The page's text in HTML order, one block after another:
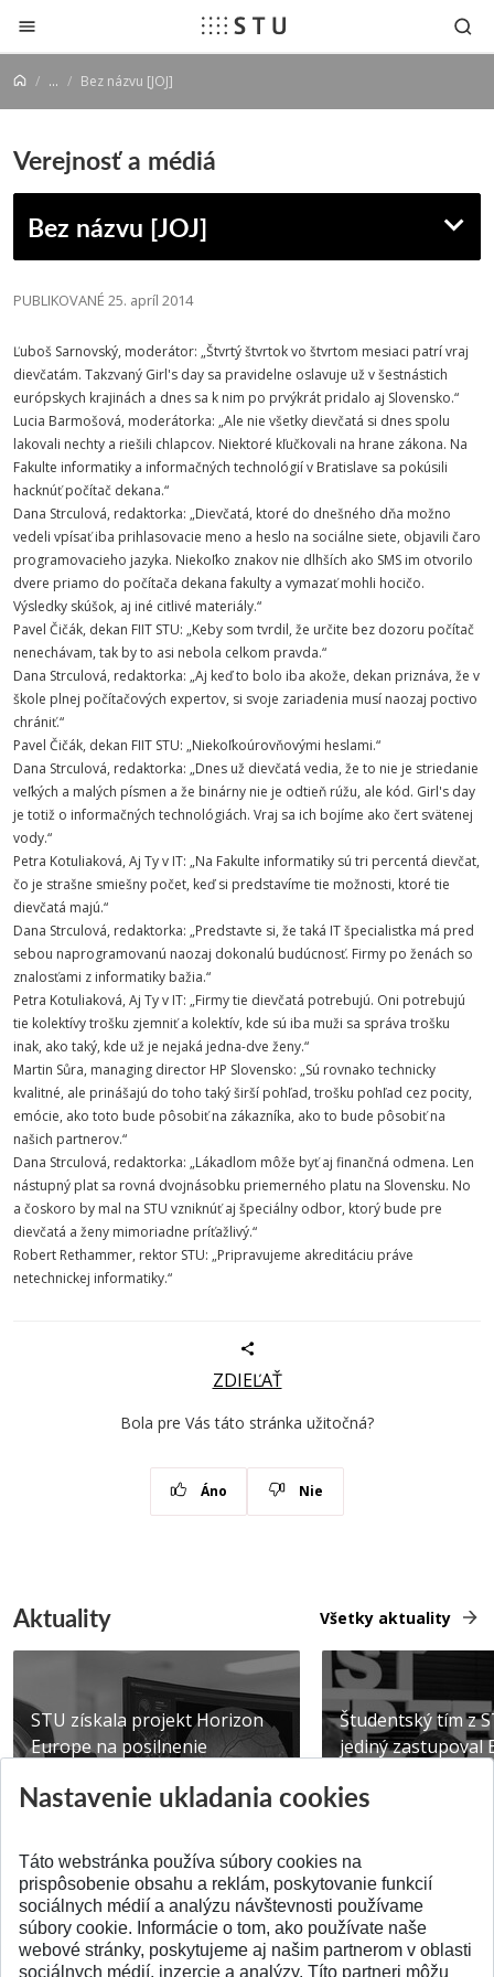
Prejsť na obsah
... Bez názvu [JOJ]
Verejnosť a médiá
Bez názvu [JOJ]
PUBLIKOVANÉ 25. apríl 2014
Ľuboš Sarnovský, moderátor: „Štvrtý štvrtok vo štvrtom mesiaci patrí vraj
dievčatám. Takzvaný Girl's day sa pravidelne oslavuje už v šestnástich
európskych krajinách a dnes sa k nim po prvýkrát pridalo aj Slovensko.“
Lucia Barmošová, moderátorka: „Ale nie všetky dievčatá si dnes spolu
lakovali nechty a riešili chlapcov. Niektoré kľučkovali na hrane zákona. Na
Fakulte informatiky a informačných technológií v Bratislave sa pokúsili
hacknúť počítač dekana.“
Dana Strculová, redaktorka: „Dievčatá, ktoré do dnešného dňa možno
vedeli vpísať iba prihlasovacie meno a heslo na sociálne siete, objavili čaro
programovacieho jazyka. Niekoľko znakov nie dlhších ako SMS im otvorilo
dvere priamo do počítača dekana fakulty a vymazať mohli hocičo.
Výsledky skúšok, aj iné citlivé materiály.“
Pavel Čičák, dekan FIIT STU: „Keby som tvrdil, že určite bez dozoru počítač
nenechávam, tak by to asi nebola celkom pravda.“
Dana Strculová, redaktorka: „Aj keď to bolo iba akože, dekan priznáva, že v
škole plnej počítačových expertov, si svoje zariadenia musí naozaj poctivo
chrániť.“
Pavel Čičák, dekan FIIT STU: „Niekoľkoúrovňovými heslami.“
Dana Strculová, redaktorka: „Dnes už dievčatá vedia, že to nie je striedanie
veľkých a malých písmen a že binárny nie je odtieň rúžu, ale kód. Girl's day
je totiž o informačných technológiách. Vraj sa ich bojíme ako čert svätenej
vody.“
Petra Kotuliaková, Aj Ty v IT: „Na Fakulte informatiky sú tri percentá dievčat,
čo je strašne smiešny počet, keď si predstavíme tie možnosti, ktoré tie
dievčatá majú.“
Dana Strculová, redaktorka: „Predstavte si, že taká IT špecialistka má pred
sebou naprogramovanú naozaj dokonalú budúcnosť. Firmy po ženách so
znalosťami z informatiky bažia.“
Petra Kotuliaková, Aj Ty v IT: „Firmy tie dievčatá potrebujú. Oni potrebujú
tie kolektívy trošku zjemniť a kolektív, kde sú iba muži sa správa trošku
inak, ako taký, kde už je nejaká jedna-dve ženy.“
Martin Sůra, managing director HP Slovensko: „Sú rovnako technicky
kvalitné, ale prinášajú do toho taký širší pohľad, trošku pohľad cez pocity,
emócie, ako toto bude pôsobiť na zákazníka, ako to bude pôsobiť na
našich partnerov.“
Dana Strculová, redaktorka: „Lákadlom môže byť aj finančná odmena. Len
nástupný plat sa rovná dvojnásobku priemerného platu na Slovensku. No
a čoskoro by mal na STU vzniknúť aj špeciálny odbor, ktorý bude pre
dievčatá a ženy mimoriadne príťažlivý.“
Robert Rethammer, rektor STU: „Pripravujeme akreditáciu práve
netechnickej informatiky.“
ZDIEĽAŤ
Bola pre Vás táto stránka užitočná?
Áno Nie
Aktuality Všetky aktuality
STU získala projekt Horizon
Europe na posilnenie
Publikované 31.07.2026
Študentský tím z
jediný zastupoval
Publikované
SPÄŤ NA VRCH
Nastavenie ukladania cookies
Táto webstránka používa súbory cookies na
prispôsobenie obsahu a reklám, poskytovanie funkcií
sociálnych médií a analýzu návštevnosti používame
súbory cookie. Informácie o tom, ako používate naše
webové stránky, poskytujeme aj našim partnerom v oblasti
sociálnych médií, inzercie a analýzy. Títo partneri môžu